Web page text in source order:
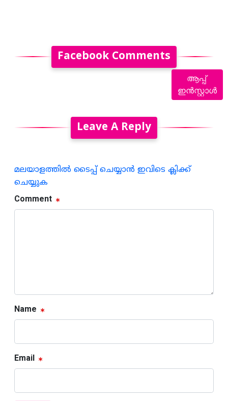
Facebook Comments
Leave A Reply
മലയാളത്തില്‍ ടൈപ്പ് ചെയ്യാന്‍ ഇവിടെ ക്ലിക്ക്
ചെയ്യുക
Comment
Name
Email
ആപ്പ്
ഇൻസ്റ്റാൾ